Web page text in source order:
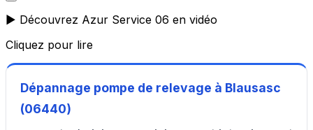
▶️ Découvrez Azur Service 06 en vidéo
Cliquez pour lire
Dépannage pompe de relevage à Blausasc
(06440)